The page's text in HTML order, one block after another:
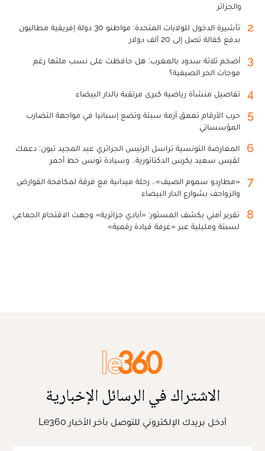
والجزائر
2
تأشيرة الدخول للولايات المتحدة: مواطنو 30 دولة إفريقية مطالبون
بدفع كفالة تصل إلى 20 ألف دولار
3
أضخم ثلاثة سدود بالمغرب: هل حافظت على نسب ملئها رغم
موجات الحر الصيفية؟
4 تفاصيل منشأة رياضية كبرى مرتقبة بالدار البيضاء
5
حرب الأرقام تعمق أزمة سبتة وتضع إسبانيا في مواجهة التضارب
المؤسساتي
6
المعارضة التونسية تراسل الرئيس الجزائري عبد المجيد تبون: دعمك
لقيس سعيد يكرس الدكتاتورية.. وسيادة تونس خط أحمر
7
«مطارِدو سموم الصيف».. رحلة ميدانية مع فرقة لمكافحة القوارض
والزواحف بشوارع الدار البيضاء
8
تقرير أمني يكشف المستور: «أيادي جزائرية» وجهت الاقتحام الجماعي
لسبتة ومليلية عبر «غرفة قيادة رقمية»
الاشتراك في الرسائل الإخبارية
أدخل بريدك الإلكتروني للتوصل بآخر الأخبار Le360